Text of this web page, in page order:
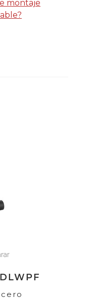
montaje